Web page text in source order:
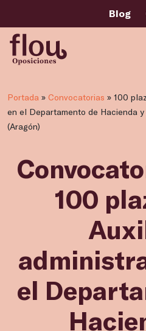
Blog
Portada » Convocatorias » 100
en el Departamento de Hacienda
(Aragón)
100
el